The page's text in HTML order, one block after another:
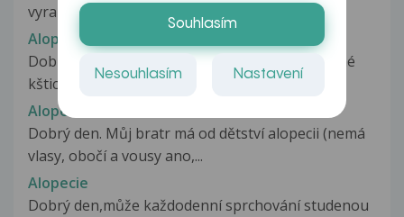
vyrazne padanie vlasov, obocia...
Alopecie
Dobrý den, jsem muž, 22 let. Trápí mě řídnutí mé
kštice v horní části hlavy...
Alopecie
Dobrý den. Můj bratr má od dětství alopecii (nemá
vlasy, obočí a vousy ano,...
Alopecie
Dobrý den,může každodenní sprchování studenou
Souhlasím
Nesouhlasím Nastavení